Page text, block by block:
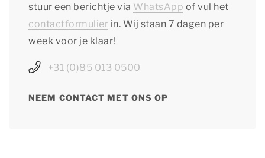
stuur een berichtje via WhatsApp of vul het
contactformulier in. Wij staan 7 dagen per
week voor je klaar!
+31 (0)85 013 0500
NEEM CONTACT MET ONS OP